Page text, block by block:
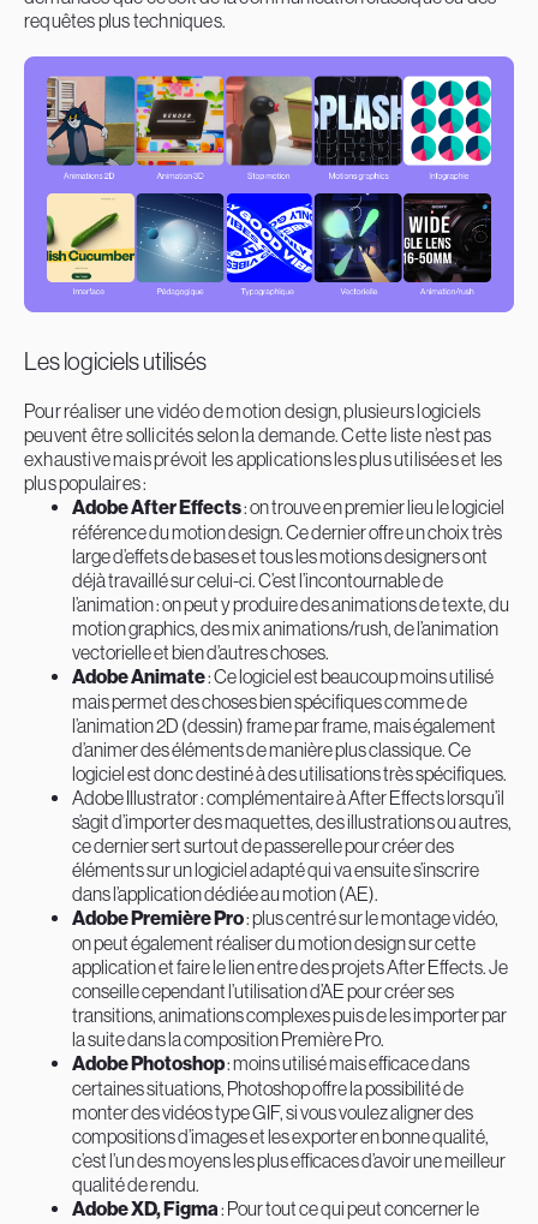
requêtes plus techniques.
Les logiciels utilisés
Pour réaliser une vidéo de motion design, plusieurs logiciels
peuvent être sollicités selon la demande. Cette liste n’est pas
exhaustive mais prévoit les applications les plus utilisées et les
plus populaires :
Adobe After Effects: on trouve en premier lieu le logiciel
référence du motion design. Ce dernier offre un choix très
large d’effets de bases et tous les motions designers ont
déjà travaillé sur celui-ci. C’est l’incontournable de
l’animation : on peut y produire des animations de texte, du
motion graphics, des mix animations/rush, de l’animation
vectorielle et bien d’autres choses.
Adobe Animate: Ce logiciel est beaucoup moins utilisé
mais permet des choses bien spécifiques comme de
l’animation 2D (dessin) frame par frame, mais également
d’animer des éléments de manière plus classique. Ce
logiciel est donc destiné à des utilisations très spécifiques.
Adobe Illustrator : complémentaire à After Effects lorsqu’il
s’agit d’importer des maquettes, des illustrations ou autres,
ce dernier sert surtout de passerelle pour créer des
éléments sur un logiciel adapté qui va ensuite s’inscrire
dans l’application dédiée au motion (AE).
Adobe Première Pro: plus centré sur le montage vidéo,
on peut également réaliser du motion design sur cette
application et faire le lien entre des projets After Effects. Je
conseille cependant l’utilisation d’AE pour créer ses
transitions, animations complexes puis de les importer par
la suite dans la composition Première Pro.
Adobe Photoshop: moins utilisé mais efficace dans
certaines situations, Photoshop offre la possibilité de
monter des vidéos type GIF, si vous voulez aligner des
compositions d’images et les exporter en bonne qualité,
c’est l’un des moyens les plus efficaces d’avoir une meilleur
qualité de rendu.
Adobe XD, Figma: Pour tout ce qui peut concerner le